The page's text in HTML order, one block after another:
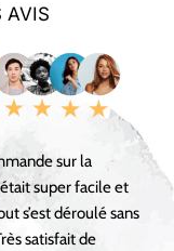
AVIS
sur la
super facile et
s’est déroulé sans
satisfait de